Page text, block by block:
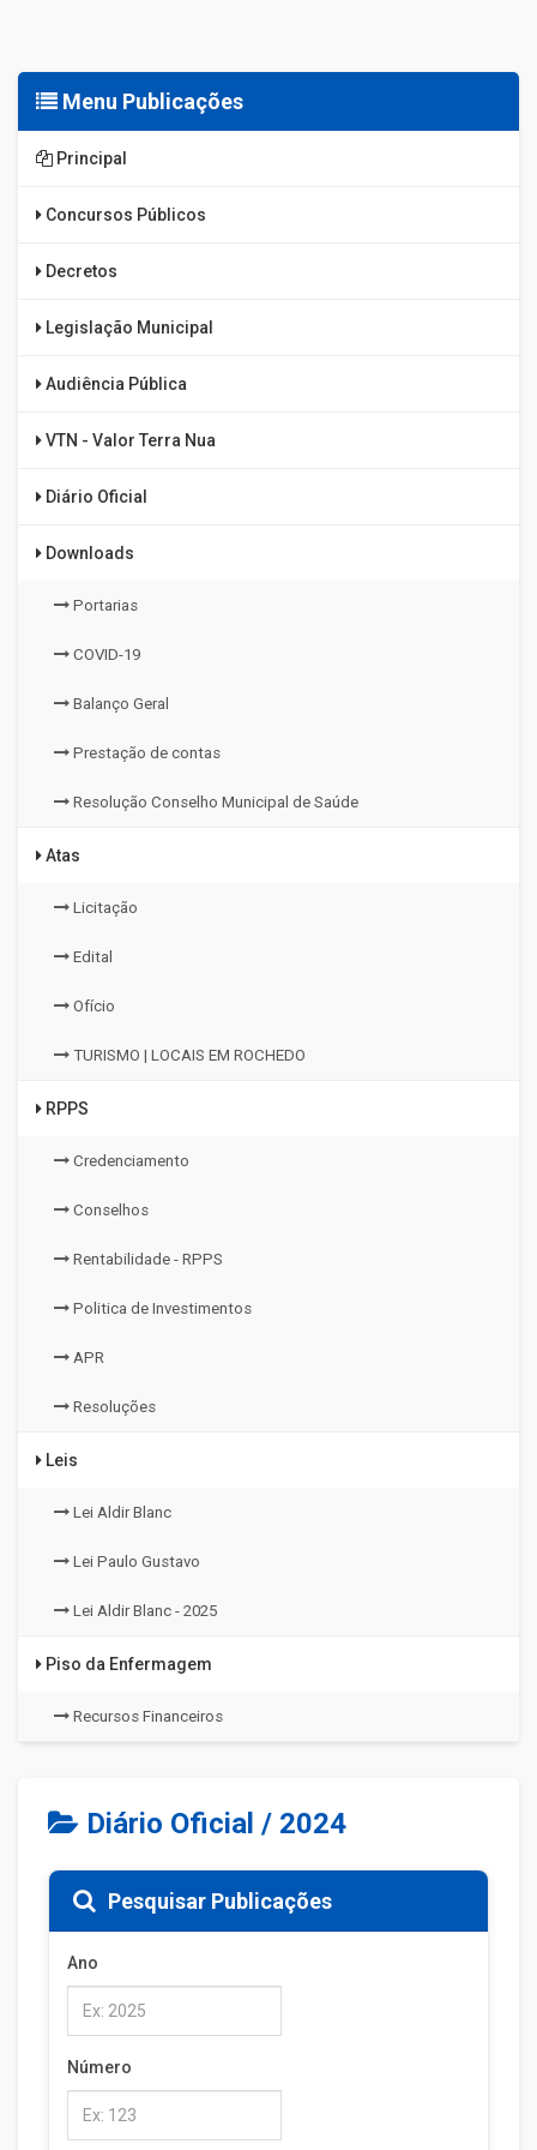
Menu Publicações
Principal
Concursos Públicos
Decretos
Legislação Municipal
Audiência Pública
VTN - Valor Terra Nua
Diário Oficial
Downloads
Portarias
COVID-19
Balanço Geral
Prestação de contas
Resolução Conselho Municipal de Saúde
Atas
Licitação
Edital
Ofício
TURISMO | LOCAIS EM ROCHEDO
RPPS
Credenciamento
Conselhos
Rentabilidade - RPPS
Politica de Investimentos
APR
Resoluções
Leis
Lei Aldir Blanc
Lei Paulo Gustavo
Lei Aldir Blanc - 2025
Piso da Enfermagem
Recursos Financeiros
Diário Oficial / 2024
Pesquisar Publicações
Ano
Número